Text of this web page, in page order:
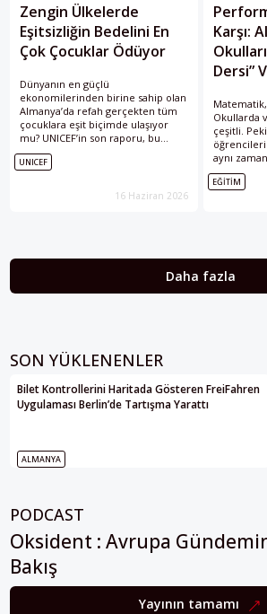
Zengin Ülkelerde
Eşitsizliğin Bedelini En
Çok Çocuklar Ödüyor
Dünyanın en güçlü
ekonomilerinden birine sahip olan
Almanya’da refah gerçekten tüm
çocuklara eşit biçimde ulaşıyor
mu? UNICEF’in son raporu, bu
soruya pek de iç açıcı olmayan bir
yanıt veriyor.
UNICEF
16 Haziran 2026
Karşı:
Dersi”
Matematik,
Okullarda
çeşitli.
öğrencileri
aynı
özgüvenli
dayanıklı
olabilir
EĞITIM
Daha fazla
SON YÜKLENENLER
Bilet Kontrollerini Haritada Gösteren FreiFahren
Uygulaması Berlin’de Tartışma Yarattı
ALMANYA
PODCAST
Oksident : Avrupa
Bakış
Yayının tamamı